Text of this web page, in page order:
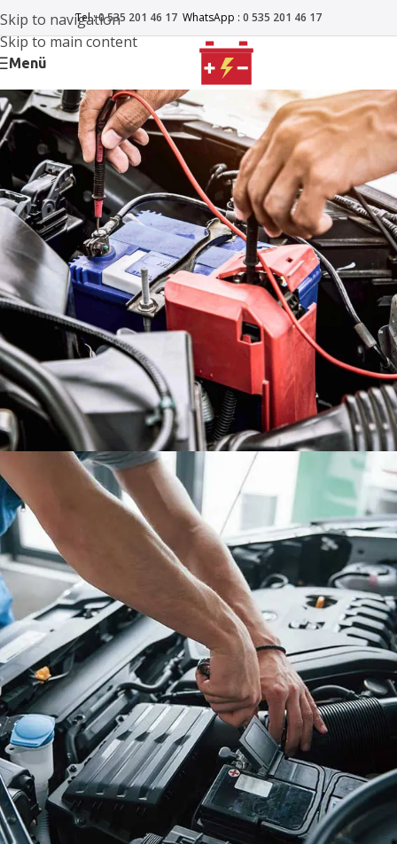
Skip to navigation
Skip to main content
Tel :0 535 201 46 17 WhatsApp : 0 535 201 46 17
Menü
KEŞAN
ÜCRETSİZ AKÜ SERVİSİ
ÜCRETSİZ AKÜ MONTAJI